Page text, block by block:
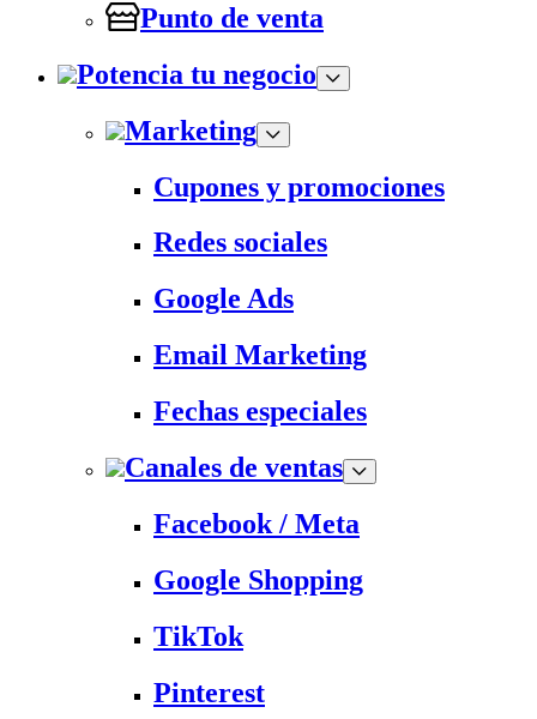
Punto de venta
Potencia tu negocio
Marketing
Cupones y promociones
Redes sociales
Google Ads
Email Marketing
Fechas especiales
Canales de ventas
Facebook / Meta
Google Shopping
TikTok
Pinterest